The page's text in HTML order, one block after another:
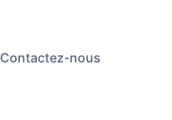
Contactez-nous